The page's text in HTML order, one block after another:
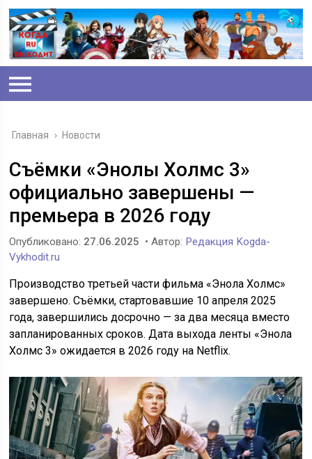
Главная › Новости
Съёмки «Энолы Холмс 3»
официально завершены —
премьера в 2026 году
Опубликовано: 27.06.2025 • Автор: Редакция Kogda-
Vykhodit.ru
Производство третьей части фильма «Энола Холмс»
завершено. Съёмки, стартовавшие 10 апреля 2025
года, завершились досрочно — за два месяца вместо
запланированных сроков. Дата выхода ленты «Энола
Холмс 3» ожидается в 2026 году на Netflix.